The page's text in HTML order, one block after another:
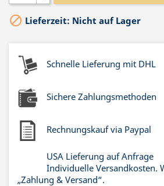
 Lieferzeit: Nicht auf Lager
Schnelle Lieferung mit DHL
Sichere Zahlungsmethoden
Rechnungskauf via Paypal
USA Lieferung auf Anfrage
Individuelle Versandkosten.
„Zahlung & Versand“.